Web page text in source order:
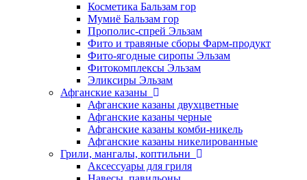
Косметика Бальзам гор
Мумиё Бальзам гор
Прополис-спрей Эльзам
Фито и травяные сборы Фарм-продукт
Фито-ягодные сиропы Эльзам
Фитокомплексы Эльзам
Эликсиры Эльзам
Афганские казаны
Афганские казаны двухцветные
Афганские казаны черные
Афганские казаны комби-никель
Афганские казаны никелированные
Грили, мангалы, коптильни
Аксессуары для гриля